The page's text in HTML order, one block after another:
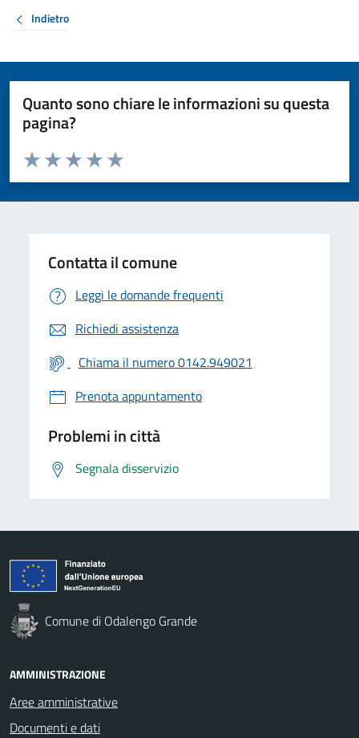
Indietro
Quanto sono chiare le informazioni su questa
pagina?
Valuta da 1 a 5 stelle la pagina
Valuta 5 stelle su 5
Valuta 4 stelle su 5
Valuta 3 stelle su 5
Valuta 2 stelle su 5
Valuta 1 stelle su 5
Contatta il comune
Leggi le domande frequenti
Richiedi assistenza
Chiama il numero 0142.949021
Prenota appuntamento
Problemi in città
Segnala disservizio
Comune di Odalengo Grande
AMMINISTRAZIONE
Aree amministrative
Documenti e dati